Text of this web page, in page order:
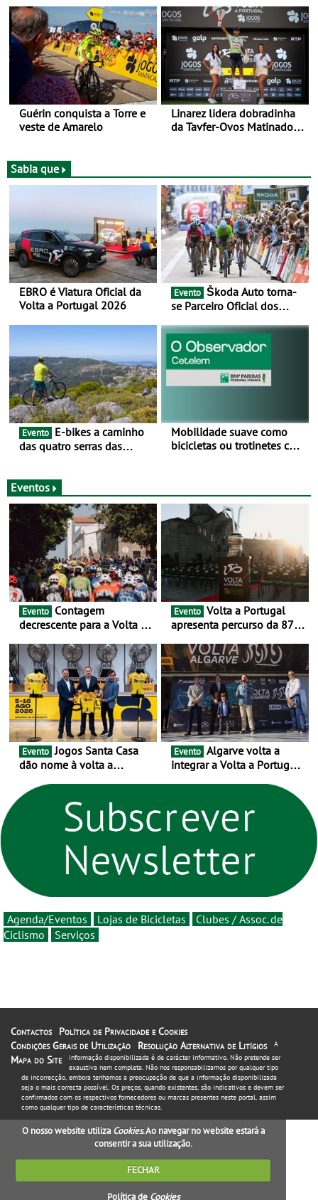
Urbano em Castelo Branco
Volta a Portugal
Guérin conquista a Torre e
veste de Amarelo
Linarez lidera dobradinha
da Tavfer-Ovos Matinados-
Casa - mais o prólogo
inicial -, três chegadas ao
sprint
Sabia que
EBRO é Viatura Oficial da
Volta a Portugal 2026
Evento
se Parceiro Oficial dos
BTT e Gravel da UCI - Para
os anos de 2025 e 2026
Evento
das quatro serras das
e 10 de Junho
Mobilidade suave como
bicicletas ou trotinetes com
usam os automóveis
exclusivamente em áreas
urbanas
Eventos
Evento
decrescente para a Volta a
as 17 equipas de 2026
Evento
apresenta percurso da 87.ª
novo ciclo rumo ao
centenário
Evento Jogos Santa Casa
dão nome à volta a
um novo ciclo da prova
rumo ao centenário - Volta
a Portugal em Bicicleta
estará na estrada entre 5 e
16 de agosto
Evento
integrar a Volta a Portugal
Agenda/Eventos Lojas de Bicicletas
Clubes / Assoc. de
Ciclismo
Serviços
Contactos
Política de Privacidade e Cookies
Condições Gerais de Utilização
Resolução Alternativa de Litígios
Mapa do Site
A
informação disponibilizada é de carácter informativo. Não pretende ser
exaustiva nem completa. Não nos responsabilizamos por qualquer tipo
de incorrecção, embora tenhamos a preocupação de que a informação disponibilizada
seja o mais correcta possível. Os preços, quando existentes, são indicativos e devem ser
confirmados com os respectivos fornecedores ou marcas presentes neste portal, assim
como qualquer tipo de características técnicas.
O nosso website utiliza Cookies. Ao navegar no website estará a
consentir a sua utilização.
FECHAR
Política de Cookies